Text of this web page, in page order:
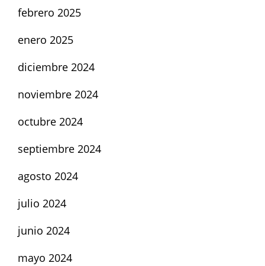
febrero 2025
enero 2025
diciembre 2024
noviembre 2024
octubre 2024
septiembre 2024
agosto 2024
julio 2024
junio 2024
mayo 2024